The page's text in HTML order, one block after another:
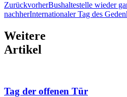
ZurückvorherBushaltestelle wieder
nachherInternationaler Tag des
Weitere
Artikel
Tag der offenen Tür